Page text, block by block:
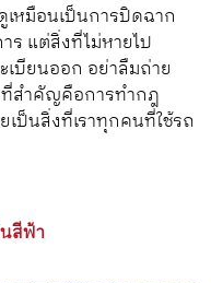
หมือนเป็นการปิดฉาก
ร แต่สิ่งที่ไม่หายไป
บียนออก อย่าลืมถ่าย
สำคัญคือการทำกฎ
ป็นสิ่งที่เราทุกคนที่ใช้รถ
สีฟ้า